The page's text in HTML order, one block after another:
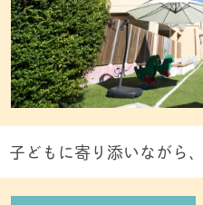
子どもに寄り添いながら